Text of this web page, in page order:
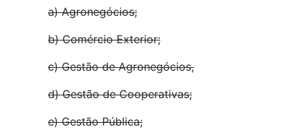
a) Agronegócios;
b) Comércio Exterior;
c) Gestão de Agronegócios,
d) Gestão de Cooperativas;
e) Gestão Pública;